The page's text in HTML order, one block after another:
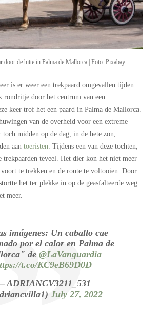
door de hitte in Palma de Mallorca | Foto: Pixabay
is er weer een trekpaard omgevallen tijden
rondritje door het centrum van een
keer trof het een paard in Palma de Mallorca.
van de overheid voor een extreme
toch midden op de dag, in de hete zon,
aan toeristen . Tijdens een van deze tochten,
trekpaarden teveel. Het dier kon het niet meer
te trekken en de route te voltooien. Door
het ter plekke in op de geasfalteerde weg.
meer.
imágenes: Un caballo cae
por el calor en Palma de
de @LaVanguardia
t.co/KC9eB69D0D
ADRIANCV3211_531
July 27, 2022